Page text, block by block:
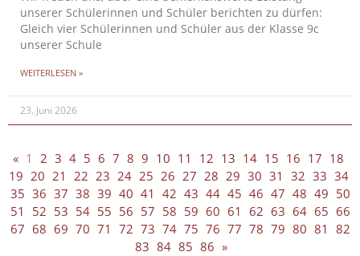
unserer Schülerinnen und Schüler berichten zu dürfen:
Gleich vier Schülerinnen und Schüler aus der Klasse 9c
unserer Schule
WEITERLESEN »
23. Juni 2026
« 1 2 3 4 5 6 7 8 9 10 11 12 13 14 15 16 17 18
19 20 21 22 23 24 25 26 27 28 29 30 31 32 33 34
35 36 37 38 39 40 41 42 43 44 45 46 47 48 49 50
51
52 53 54 55 56 57 58 59 60 61 62 63 64 65 66
67 68 69 70 71 72 73 74 75 76 77 78 79 80 81 82
83 84 85 86 »